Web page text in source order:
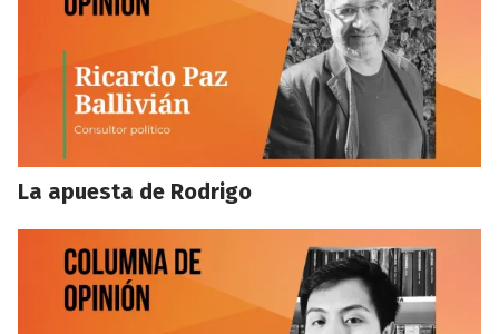
La apuesta de Rodrigo